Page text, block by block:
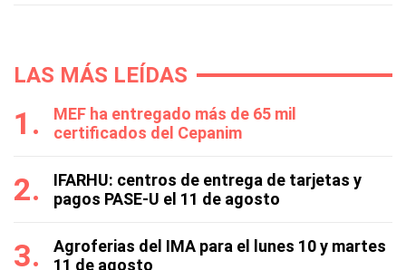
LAS MÁS LEÍDAS
MEF ha entregado más de 65 mil
certificados del Cepanim
IFARHU: centros de entrega de tarjetas y
pagos PASE-U el 11 de agosto
Agroferias del IMA para el lunes 10 y martes
11 de agosto